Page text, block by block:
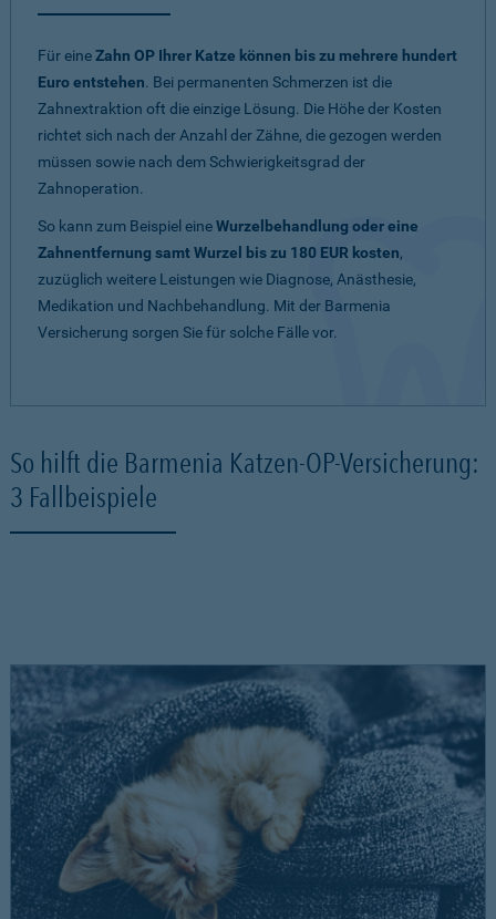
Für eineZahn OP Ihrer Katze können bis zu mehrere hundert
Euro entstehen. Bei permanenten Schmerzen ist die
Zahnextraktion oft die einzige Lösung. Die Höhe der Kosten
richtet sich nach der Anzahl der Zähne, die gezogen werden
müssen sowie nach dem Schwierigkeitsgrad der
Zahnoperation.
So kann zum Beispiel eineWurzelbehandlung oder eine
Zahnentfernung samt Wurzel bis zu 180 EUR kosten,
zuzüglich weitere Leistungen wie Diagnose, Anästhesie,
Medikation und Nachbehandlung. Mit der Barmenia
Versicherung sorgen Sie für solche Fälle vor.
So hilft die Barmenia Katzen-OP-Versicherung:
3 Fallbeispiele